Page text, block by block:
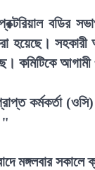
প্রক্টরিয়াল
হয়েছে।
কমিটিকে আগামী
কর্মকর্তা
মঙ্গলবার